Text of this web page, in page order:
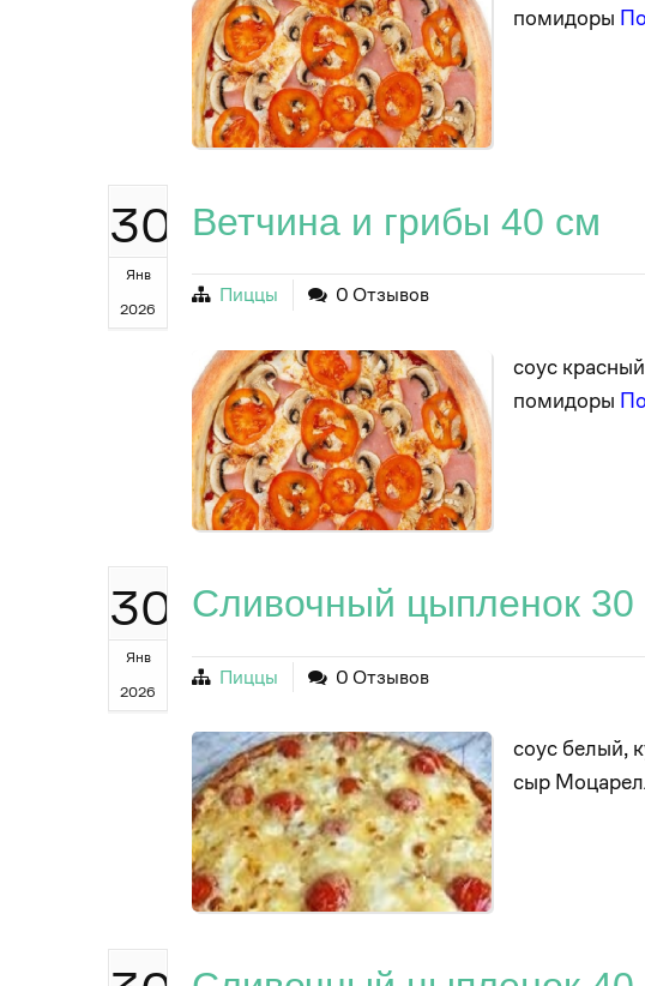
помидоры
30
Янв
2026
Ветчина и грибы 40 см
Пиццы 0 Отзывов
соус
помидоры
30
Янв
2026
Сливочный цыпленок 30
Пиццы 0 Отзывов
соус белый,
сыр